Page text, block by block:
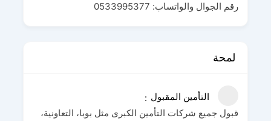
رقم الجوال والواتساب: 0533995377
لمحة
التأمين المقبول
قبول جميع شركات التأمين الكبرى مثل بوبا، التعاونية،